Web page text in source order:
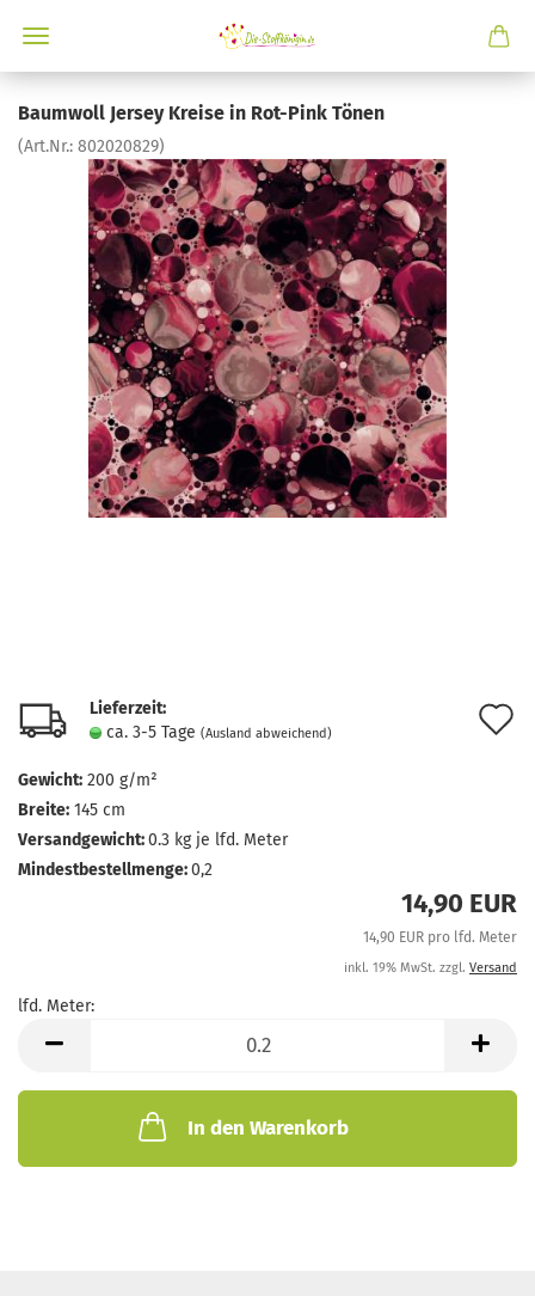
Baumwoll Jersey Kreise in Rot-Pink Tönen
(Art.Nr.: 802020829)
Lieferzeit:
ca. 3-5 Tage (Ausland abweichend)
Gewicht: 200 g/m²
Breite: 145 cm
Versandgewicht:0.3 kg je lfd. Meter
Mindestbestellmenge:0,2
14,90 EUR
14,90 EUR pro lfd. Meter
inkl. 19% MwSt. zzgl. Versand
lfd. Meter:
Meter
In den Warenkorb